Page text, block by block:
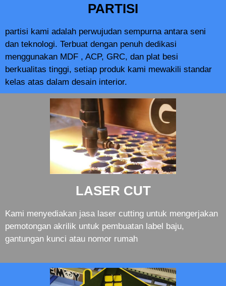
PARTISI
partisi kami adalah perwujudan sempurna antara seni
dan teknologi. Terbuat dengan penuh dedikasi
menggunakan MDF , ACP, GRC, dan plat besi
berkualitas tinggi, setiap produk kami mewakili standar
kelas atas dalam desain interior.
LASER CUT
Kami menyediakan jasa laser cutting untuk mengerjakan
pemotongan akrilik untuk pembuatan label baju,
gantungan kunci atau nomor rumah